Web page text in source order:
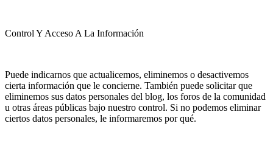
Control Y Acceso A La Información
Puede indicarnos que actualicemos, eliminemos o desactivemos
cierta información que le concierne. También puede solicitar que
eliminemos sus datos personales del blog, los foros de la comunidad
u otras áreas públicas bajo nuestro control. Si no podemos eliminar
ciertos datos personales, le informaremos por qué.